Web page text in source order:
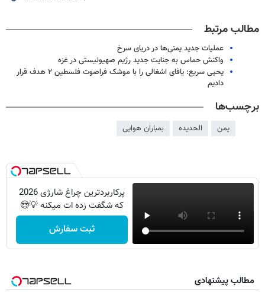
مطالب مرتبط
عملیات جدید یمنی‌ها در دریای سرخ
واکنش حماس به جنایت جدید رژیم صهیونیستی در غزه
یحیی سریع: یافای اشغالی را با موشک فراصوت فلسطین ۲ هدف قرار
دادیم
برچسب‌ها
یمن الحدیده بمباران هوایی
پرکاربردترین چراغ شارژی 2026
که شگفت زده ات میکنه 💡😍
ثبت سفارش
مطالب پیشنهادی